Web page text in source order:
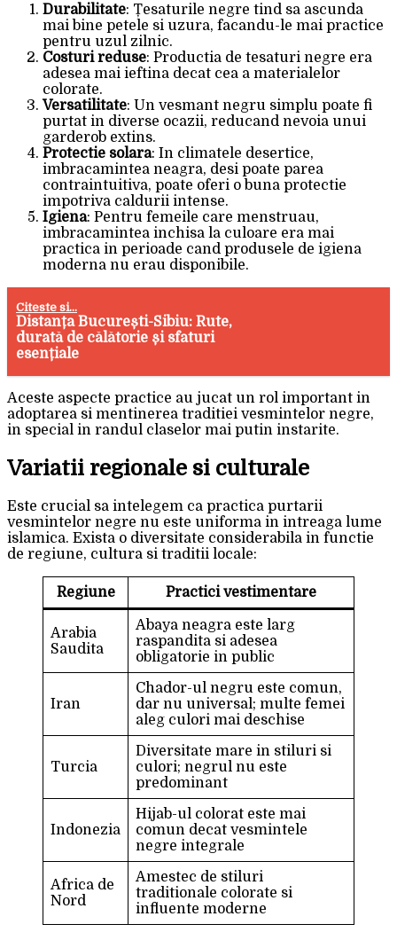
Durabilitate: Țesaturile negre tind sa ascunda
mai bine petele si uzura, facandu-le mai practice
pentru uzul zilnic.
Costuri reduse: Productia de tesaturi negre era
adesea mai ieftina decat cea a materialelor
colorate.
Versatilitate: Un vesmant negru simplu poate fi
purtat in diverse ocazii, reducand nevoia unui
garderob extins.
Protectie solara: In climatele desertice,
imbracamintea neagra, desi poate parea
contraintuitiva, poate oferi o buna protectie
impotriva caldurii intense.
Igiena: Pentru femeile care menstruau,
imbracamintea inchisa la culoare era mai
practica in perioade cand produsele de igiena
moderna nu erau disponibile.
Citeste si...
Distanța București-Sibiu: Rute,
durată de călătorie și sfaturi
esențiale
Aceste aspecte practice au jucat un rol important in
adoptarea si mentinerea traditiei vesmintelor negre,
in special in randul claselor mai putin instarite.
Variatii regionale si culturale
Este crucial sa intelegem ca practica purtarii
vesmintelor negre nu este uniforma in intreaga lume
islamica. Exista o diversitate considerabila in functie
de regiune, cultura si traditii locale:
Regiune Practici vestimentare
Arabia
Saudita
Abaya neagra este larg
raspandita si adesea
obligatorie in public
Iran
Chador-ul negru este comun,
dar nu universal; multe femei
aleg culori mai deschise
Turcia
Diversitate mare in stiluri si
culori; negrul nu este
predominant
Indonezia
Hijab-ul colorat este mai
comun decat vesmintele
negre integrale
Africa de
Nord
Amestec de stiluri
traditionale colorate si
influente moderne